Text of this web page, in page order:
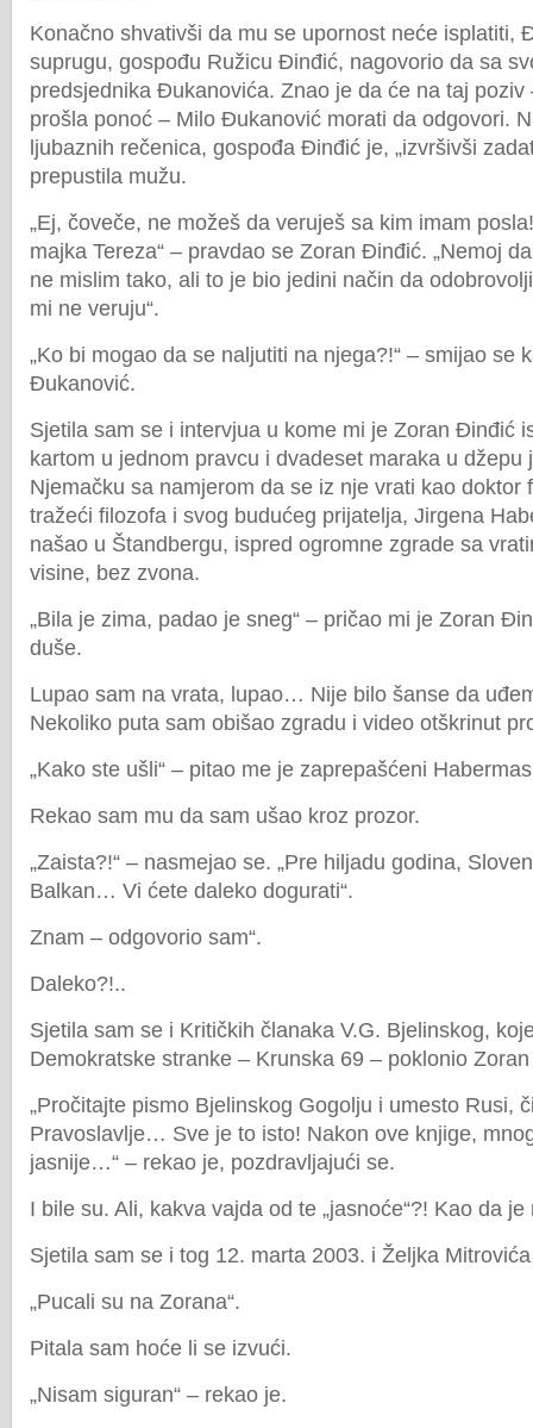
Konačno shvativši da mu se upornost neće isplatiti,
suprugu, gospođu Ružicu Đinđić, nagovorio da sa
predsjednika Đukanovića. Znao je da će na taj poziv
prošla ponoć – Milo Đukanović morati da odgovori.
ljubaznih rečenica, gospođa Đinđić je, „izvršivši
prepustila mužu.
„Ej, čoveče, ne možeš da veruješ sa kim imam
majka Tereza“ – pravdao se Zoran Đinđić. „Nemoj
ne mislim tako, ali to je bio jedini način da
mi ne veruju“.
„Ko bi mogao da se naljutiti na njega?!“ – smijao se
Đukanović.
Sjetila sam se i intervjua u kome mi je Zoran Đinđić
kartom u jednom pravcu i dvadeset maraka u džepu
Njemačku sa namjerom da se iz nje vrati kao doktor
tražeći filozofa i svog budućeg prijatelja, Jirgena
našao u Štandbergu, ispred ogromne zgrade sa
visine, bez zvona.
„Bila je zima, padao je sneg“ – pričao mi je Zoran
duše.
Lupao sam na vrata, lupao… Nije bilo šanse da
Nekoliko puta sam obišao zgradu i video otškrinut
„Kako ste ušli“ – pitao me je zaprepašćeni
Rekao sam mu da sam ušao kroz prozor.
„Zaista?!“ – nasmejao se. „Pre hiljadu godina,
Balkan… Vi ćete daleko dogurati“.
Znam – odgovorio sam“.
Daleko?!..
Sjetila sam se i Kritičkih članaka V.G. Bjelinskog,
Demokratske stranke – Krunska 69 – poklonio
„Pročitajte pismo Bjelinskog Gogolju i umesto Rusi,
Pravoslavlje… Sve je to isto! Nakon ove knjige,
jasnije…“ – rekao je, pozdravljajući se.
I bile su. Ali, kakva vajda od te „jasnoće“?! Kao da
Sjetila sam se i tog 12. marta 2003. i Željka
„Pucali su na Zorana“.
Pitala sam hoće li se izvući.
„Nisam siguran“ – rekao je.